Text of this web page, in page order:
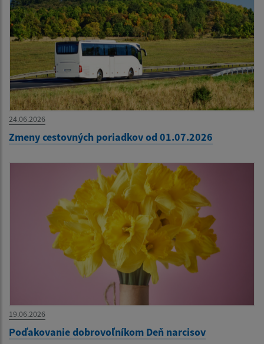
24.06.2026
Zmeny cestovných poriadkov od 01.07.2026
19.06.2026
Poďakovanie dobrovoľníkom Deň narcisov